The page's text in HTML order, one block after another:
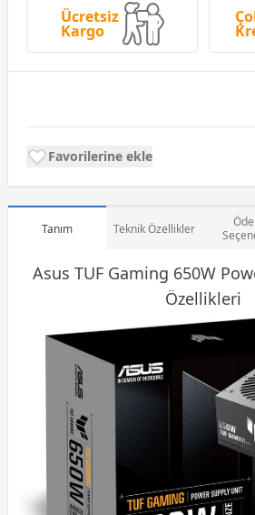
Ücretsiz
Kargo
Favorilerine ekle
Tanım Teknik Özellikler
Asus TUF Gaming 650W
Özellikleri